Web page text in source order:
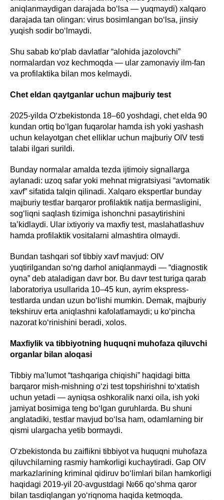
aniqlanmaydigan darajada bo‘lsa — yuqmaydi) xalqaro
darajada tan olingan: virus bosimlangan bo‘lsa, jinsiy
yuqish sodir bo‘lmaydi.
Shu sabab ko‘plab davlatlar “alohida jazolovchi”
normalardan voz kechmoqda — ular zamonaviy ilm-fan
va profilaktika bilan mos kelmaydi.
Chet eldan qaytganlar uchun majburiy test
2025-yilda O‘zbekistonda 18–60 yoshdagi, chet elda 90
kundan ortiq bo‘lgan fuqarolar hamda ish yoki yashash
uchun kelayotgan chet elliklar uchun majburiy OIV testi
talabi ilgari surildi.
Bunday normalar amalda tezda ijtimoiy signallarga
aylanadi: uzoq safar yoki mehnat migratsiyasi “avtomatik
xavf” sifatida talqin qilinadi. Xalqaro ekspertlar bunday
majburiy testlar barqaror profilaktik natija bermasligini,
sog‘liqni saqlash tizimiga ishonchni pasaytirishini
ta’kidlaydi. Ular ixtiyoriy va maxfiy test, maslahatlashuv
hamda profilaktik vositalarni almashtira olmaydi.
Bundan tashqari sof tibbiy xavf mavjud: OIV
yuqtirilgandan so‘ng darhol aniqlanmaydi — “diagnostik
oyna” deb ataladigan davr bor. Bu davr test turiga qarab
laboratoriya usullarida 10–45 kun, ayrim ekspress-
testlarda undan uzun bo‘lishi mumkin. Demak, majburiy
tekshiruv erta aniqlashni kafolatlamaydi; u ko‘pincha
nazorat ko‘rinishini beradi, xolos.
Maxfiylik va tibbiyotning huquqni muhofaza qiluvchi
organlar bilan aloqasi
Tibbiy ma’lumot “tashqariga chiqishi” haqidagi bitta
barqaror mish-mishning o‘zi test topshirishni to‘xtatish
uchun yetadi — ayniqsa oshkoralik narxi oila, ish yoki
jamiyat bosimiga teng bo‘lgan guruhlarda. Bu shuni
anglatadiki, testlar mavjud bo‘lsa ham, odamlarning bir
qismi ulargacha yetib bormaydi.
O‘zbekistonda bu zaiflikni tibbiyot va huquqni muhofaza
qiluvchilarning rasmiy hamkorligi kuchaytiradi. Gap OIV
markazlarining kriminal qidiruv bo‘limlari bilan hamkorligi
haqidagi 2019-yil 20-avgustdagi №66 qo‘shma qaror
bilan tasdiqlangan yo‘riqnoma haqida ketmoqda.